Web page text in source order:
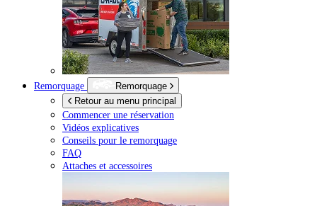
Remorquage
Remorquage
Retour au menu principal
Commencer une réservation
Vidéos explicatives
Conseils pour le remorquage
FAQ
Attaches et accessoires